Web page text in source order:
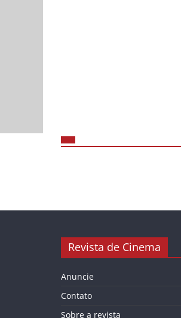
Revista de Cinema
Anuncie
Contato
Sobre a revista